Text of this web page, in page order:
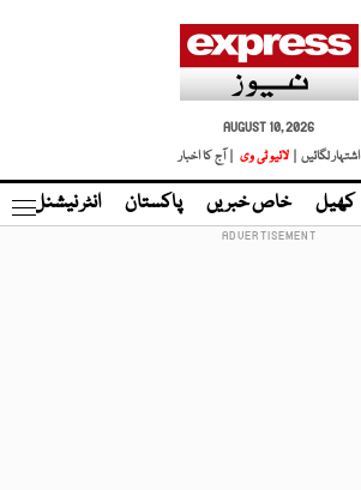
AUGUST 10, 2026
اشتہار لگائیں |
لائیو ٹی وی | آج کا اخبار
کھیل خاص خبریں پاکستان انٹر نیشنل